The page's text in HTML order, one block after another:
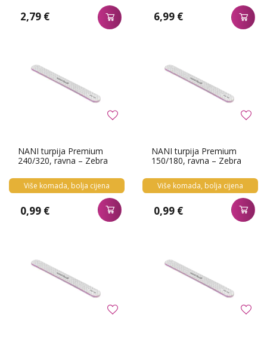
2,79 € 6,99 €
NANI turpija Premium
240/320, ravna – Zebra
Više komada, bolja cijena
0,99 €
NANI turpija Premium
150/180, ravna – Zebra
Više komada, bolja cijena
0,99 €